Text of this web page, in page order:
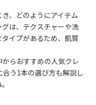
、どのようにアイテム
は、テクスチャーや洗
イプがあるため、肌質
らおすすめの人気クレ
う1本の選び方も解説し